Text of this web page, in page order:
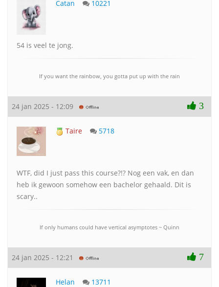
Catan 10221
54 is veel te jong.
If you want the rainbow, you gotta put up with the rain
24 jan 2025 - 12:09 3
Taire 5718
WTF, did I just pass this course?!? Nog een vak, en dan
heb ik gewoon somehow een bachelor gehaald. Dit is
scary..
If only humans could have vertical asymptotes ~ Quinn
24 jan 2025 - 12:21 7
Helan 13711